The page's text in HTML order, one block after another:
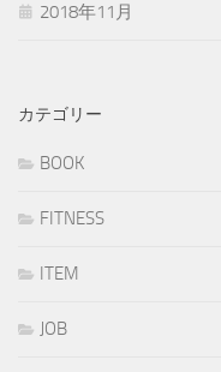
2018年11月
カテゴリー
BOOK
FITNESS
ITEM
JOB